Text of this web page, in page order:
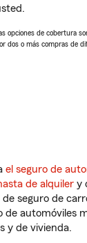
de cobertura
o más compras de
el seguro de
de alquiler y
seguro de
automóviles
y de vivienda.